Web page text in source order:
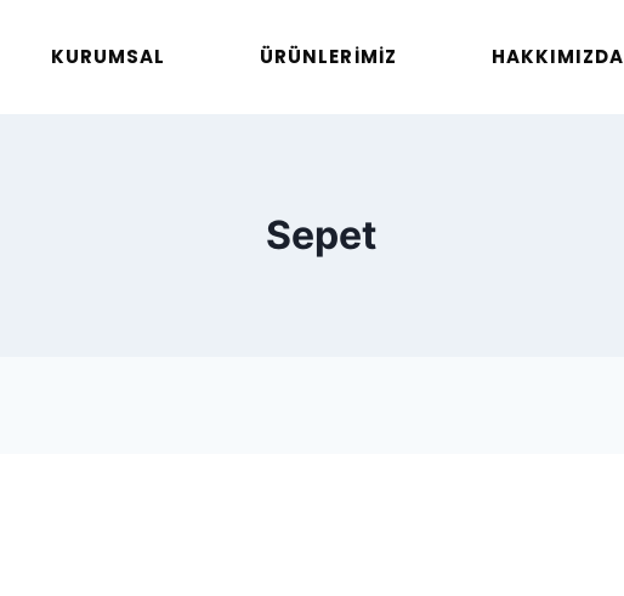
KURUMSAL ÜRÜNLERİMİZ HAKKIMIZDA
Sepet